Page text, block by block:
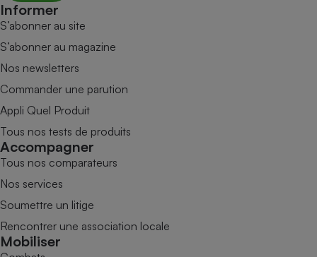
Informer
S’abonner au site
S’abonner au magazine
Nos newsletters
Commander une parution
Appli Quel Produit
Tous nos tests de produits
Accompagner
Tous nos comparateurs
Nos services
Soumettre un litige
Rencontrer une association locale
Mobiliser